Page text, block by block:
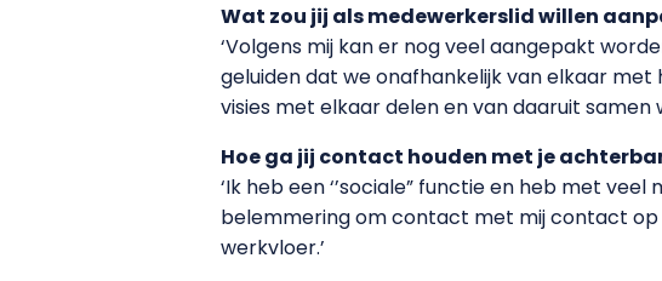
Wat zou jij als medewerkerslid willen
‘Volgens mij kan er nog veel aangepakt
geluiden dat we onafhankelijk van elkaar
visies met elkaar delen en van daaruit samen
Hoe ga jij contact houden met je
‘Ik heb een ‘’sociale” functie en heb met
belemmering om contact met mij contact op
werkvloer.’